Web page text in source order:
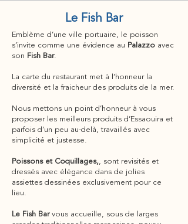
Le Fish Bar
Emblème d’une ville portuaire, le poisson
s’invite comme une évidence au Palazzo avec
son Fish Bar.
La carte du restaurant met à l’honneur la
diversité et la fraicheur des produits de la mer.
Nous mettons un point d’honneur à vous
proposer les meilleurs produits d’Essaouira et
parfois d’un peu au-delà, travaillés avec
simplicité et justesse.
Poissons et Coquillages,, sont revisités et
dressés avec élégance dans de jolies
assiettes dessinées exclusivement pour ce
lieu.
Le Fish Barvous accueille, sous de larges